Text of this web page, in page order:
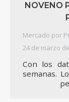
NOVENO
Mercado por
24 de marzo
Con los
semanas.